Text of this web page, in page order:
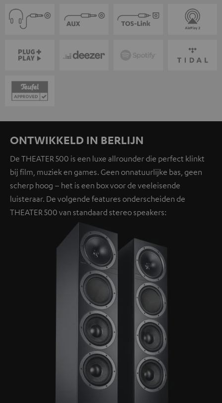
ONTWIKKELD IN BERLIJN
De THEATER 500 is een luxe allrounder die perfect klinkt
bij film, muziek en games. Geen onnatuurlijke bas, geen
scherp hoog – het is een box voor de veeleisende
luisteraar. De volgende features onderscheiden de
THEATER 500 van standaard stereo speakers: